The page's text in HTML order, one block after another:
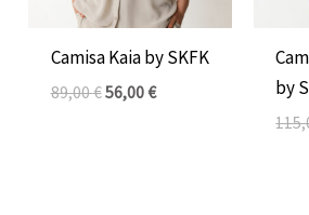
Camisa Kaia by SKFK
89,00€56,00€
by